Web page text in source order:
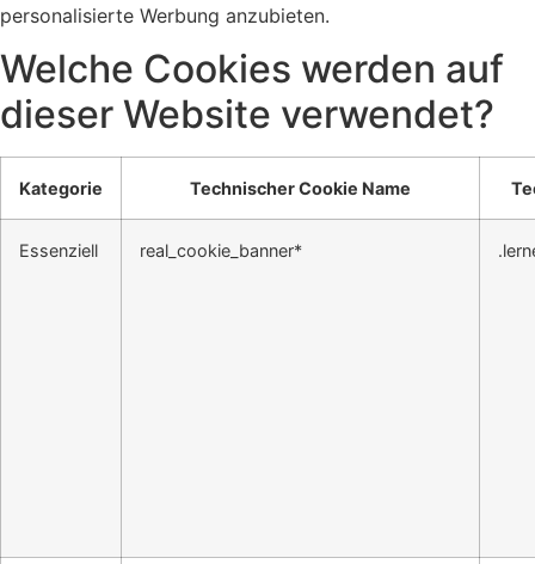
personalisierte Werbung anzubieten.
Welche Cookies werden auf
dieser Website verwendet?
Kategorie Technischer Cookie Name
Essenziell real_cookie_banner*